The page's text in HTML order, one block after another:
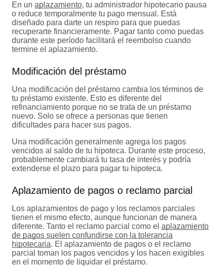
En un aplazamiento, tu administrador hipotecario pausa
o reduce temporalmente tu pago mensual. Está
diseñado para darte un respiro para que puedas
recuperarte financieramente. Pagar tanto como puedas
durante este período facilitará el reembolso cuando
termine el aplazamiento.
Modificación del préstamo
Una modificación del préstamo cambia los términos de
tu préstamo existente. Esto es diferente del
refinanciamiento porque no se trata de un préstamo
nuevo. Solo se ofrece a personas que tienen
dificultades para hacer sus pagos.
Una modificación generalmente agrega los pagos
vencidos al saldo de tu hipoteca. Durante este proceso,
probablemente cambiará tu tasa de interés y podría
extenderse el plazo para pagar tu hipoteca.
Aplazamiento de pagos o reclamo parcial
Los aplazamientos de pago y los reclamos parciales
tienen el mismo efecto, aunque funcionan de manera
diferente. Tanto el reclamo parcial como el aplazamiento
de pagos suelen confundirse con la tolerancia
hipotecaria. El aplazamiento de pagos o el reclamo
parcial toman los pagos vencidos y los hacen exigibles
en el momento de liquidar el préstamo.